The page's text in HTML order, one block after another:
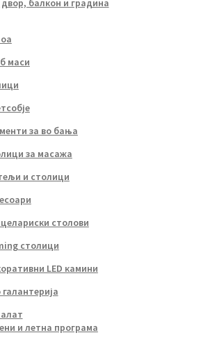
балкон и градина
маси
за во бања
за масажа
и столици
столови
столици
LED камини
и летна програма